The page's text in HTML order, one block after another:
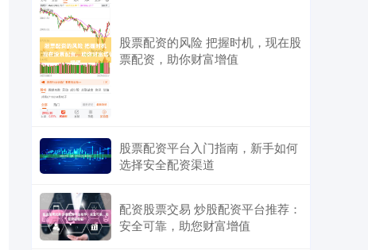
股票配资的风险 把握时机，现在股
票配资，助你财富增值
股票配资平台入门指南，新手如何
选择安全配资渠道
配资股票交易 炒股配资平台推荐：
安全可靠，助您财富增值